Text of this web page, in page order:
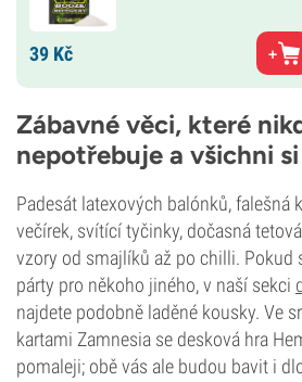
39 Kč
Zábavné věci, které
nepotřebuje a všichni
Padesát latexových balónků, falešná
večírek, svítící tyčinky, dočasná
vzory od smajlíků až po chilli. Pokud
párty pro někoho jiného, v naší sekci
najdete podobně laděné kousky. Ve
kartami Zamnesia se desková hra
pomaleji; obě vás ale budou bavit i